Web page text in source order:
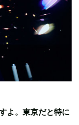
よ。東京だと特に